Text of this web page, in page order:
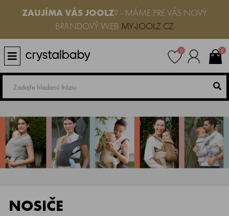
ZAUJÍMA VÁSJOOLZ? - MÁME PRE VÁS NOVÝ
BRANDOVÝ WEB MY-JOOLZ.CZ
0 0
NOSIČE